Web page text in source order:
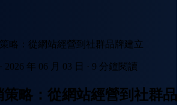
略：從網站經營到社群品牌建立
· 2026 年 06 月 03 日 · 9 分鐘閱讀
略：從網站經營到社群品